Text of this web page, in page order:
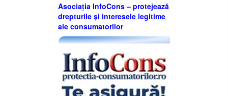
Asociația InfoCons – protejează
drepturile și interesele legitime
ale consumatorilor